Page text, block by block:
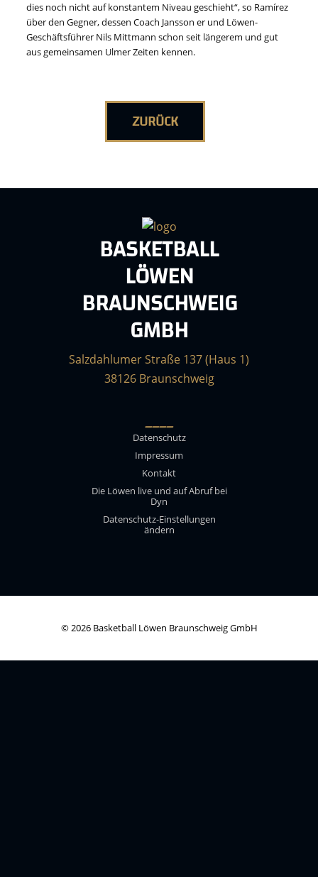
dies noch nicht auf konstantem Niveau geschieht“, so Ramírez
über den Gegner, dessen Coach Jansson er und Löwen-
Geschäftsführer Nils Mittmann schon seit längerem und gut
aus gemeinsamen Ulmer Zeiten kennen.
ZURÜCK
BASKETBALL
LÖWEN
BRAUNSCHWEIG
GMBH
Salzdahlumer Straße 137 (Haus 1)
38126 Braunschweig
____
Datenschutz
Impressum
Kontakt
Die Löwen live und auf Abruf bei
Dyn
Datenschutz-Einstellungen
ändern
© 2026 Basketball Löwen Braunschweig GmbH